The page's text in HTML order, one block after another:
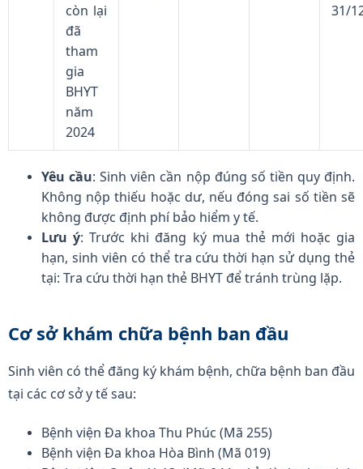
còn lại
đã
tham
gia
BHYT
năm
2024
31/
Yêu cầu: Sinh viên cần nộp đúng số tiền quy định.
Không nộp thiếu hoặc dư, nếu đóng sai số tiền sẽ
không được định phí bảo hiểm y tế.
Lưu ý: Trước khi đăng ký mua thẻ mới hoặc gia
hạn, sinh viên có thể tra cứu thời hạn sử dụng thẻ
tại: Tra cứu thời hạn thẻ BHYT để tránh trùng lặp.
Cơ sở khám chữa bệnh ban đầu
Sinh viên có thể đăng ký khám bệnh, chữa bệnh ban đầu
tại các cơ sở y tế sau:
Bệnh viện Đa khoa Thu Phúc (Mã 255)
Bệnh viện Đa khoa Hòa Bình (Mã 019)